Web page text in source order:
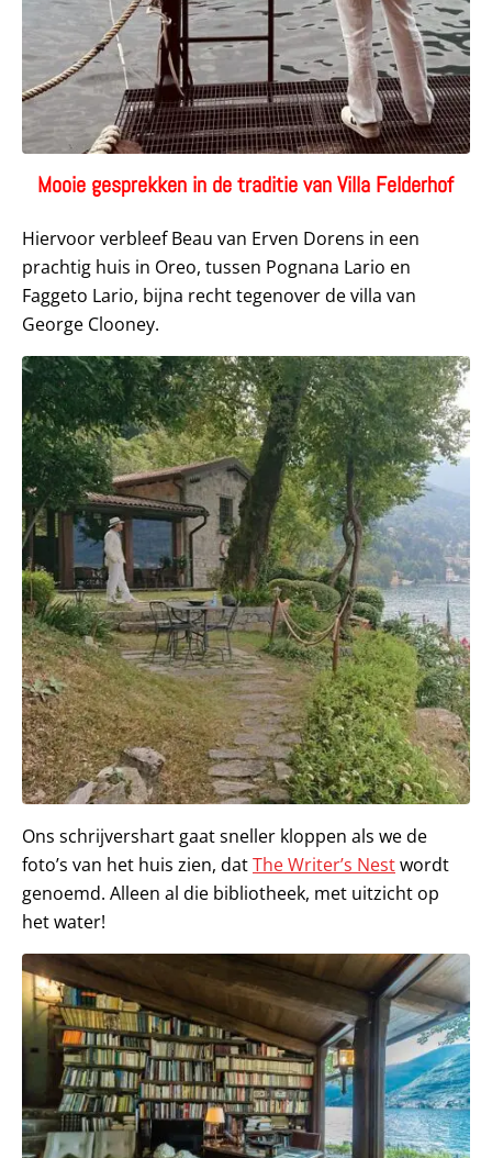
Mooie gesprekken in de traditie van Villa Felderhof
Hiervoor verbleef Beau van Erven Dorens in een
prachtig huis in Oreo, tussen Pognana Lario en
Faggeto Lario, bijna recht tegenover de villa van
George Clooney.
Ons schrijvershart gaat sneller kloppen als we de
foto’s van het huis zien, datThe Writer’s Nestwordt
genoemd. Alleen al die bibliotheek, met uitzicht op
het water!